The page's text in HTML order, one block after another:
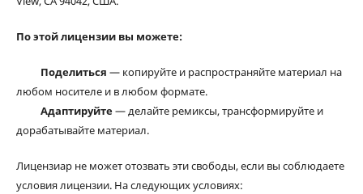
По этой лицензии вы можете:
Поделиться — копируйте и распространяйте материал на
любом носителе и в любом формате.
Адаптируйте— делайте ремиксы, трансформируйте и
дорабатывайте материал.
Лицензиар не может отозвать эти свободы, если вы соблюдаете
условия лицензии. На следующих условиях: